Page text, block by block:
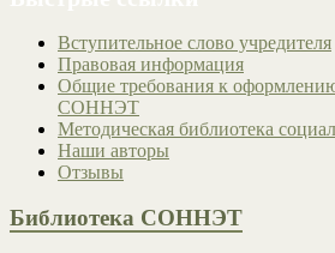
Вступительное слово учредителя
Правовая информация
Общие требования к
СОННЭТ
Методическая библиотека
Наши авторы
Отзывы
Библиотека СОННЭТ